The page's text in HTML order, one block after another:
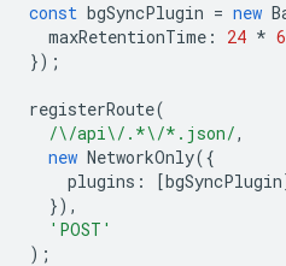
const bgSyncPlugin = new
maxRetentionTime : 24 *
});
registerRoute(
/\/api\/.*\/*.json/,
new NetworkOnly({
plugins : [bgSyncPlugin
}),
'POST'
);